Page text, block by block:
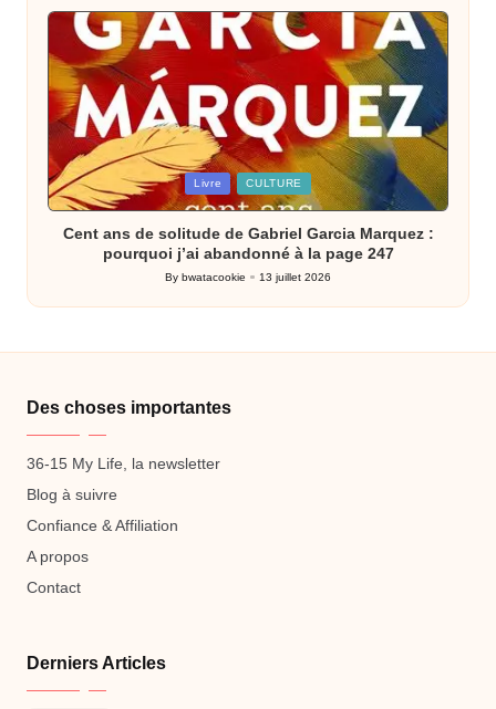
Posted
in
Livre CULTURE
Cent ans de solitude de Gabriel Garcia Marquez :
pourquoi j’ai abandonné à la page 247
Posted
by
By bwatacookie 13 juillet 2026
Des choses importantes
36-15 My Life, la newsletter
Blog à suivre
Confiance & Affiliation
A propos
Contact
Derniers Articles